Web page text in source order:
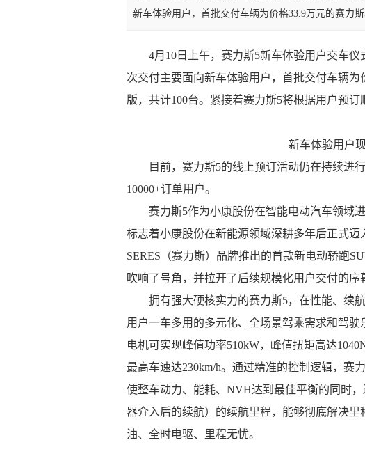
新车体验用户，首批交付车辆为价格33.9万元的赛力
4月10日上午，赛力斯5新车体验用户交车
次交付主要面向新车体验用户，首批交付车辆
版，共计100台。紧接着赛力斯5将根据用户预订
新车体验用户
目前，赛力斯5的线上预订活动仍在持续进
10000+订单用户。
赛力斯5作为小康股份在智能电动汽车领域
标志着小康股份在新能源领域深耕多年后正式
SERES（赛力斯）品牌推出的首款新电动轿跑
吹响了号角，并拉开了后续规模化用户交付的序
拥有强大硬核实力的赛力斯5，在性能、续
用户一车多用的多元化、全场景驾乘需求和驾
电机可实现峰值功率510kW，峰值扭矩高达
最高车速达230km/h。通过精准的控制逻辑，赛
使整车动力、能耗、NVH达到最佳平衡的同时
器介入后的续航）的续航里程，能够彻底解决
油、全时电驱、里程无忧。